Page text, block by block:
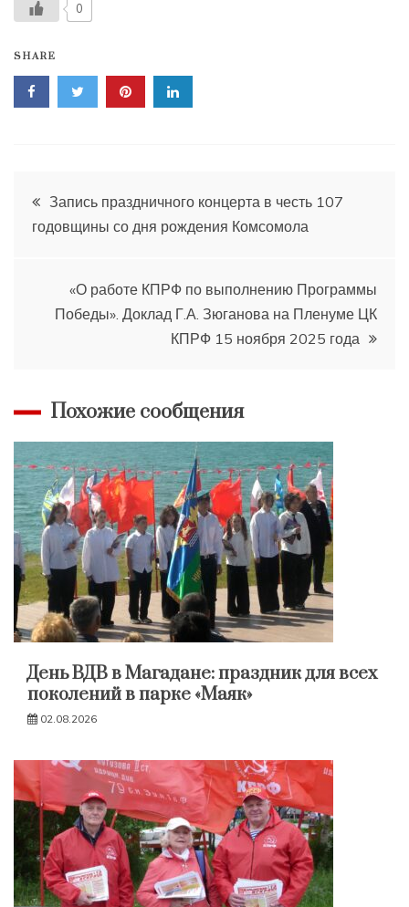
0
SHARE
Навигация
по
записям
Запись праздничного концерта в честь 107
годовщины со дня рождения Комсомола
«О работе КПРФ по выполнению Программы
Победы». Доклад Г.А. Зюганова на Пленуме ЦК
КПРФ 15 ноября 2025 года
Похожие сообщения
День ВДВ в Магадане: праздник для всех
поколений в парке «Маяк»
02.08.2026